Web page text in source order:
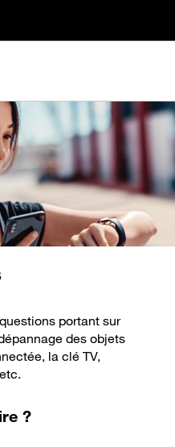
portant sur
des objets
la clé TV,
?